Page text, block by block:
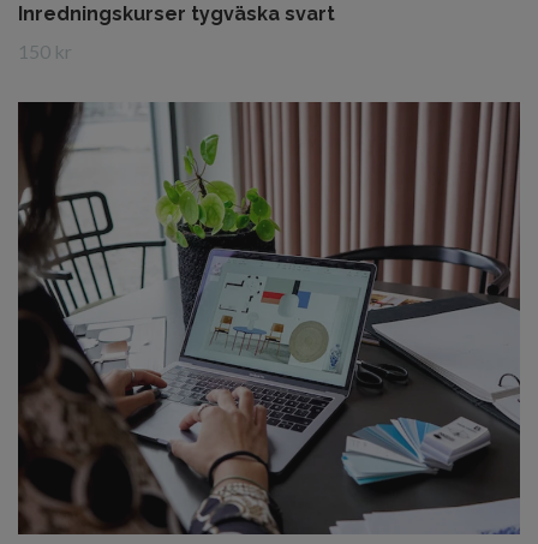
Inredningskurser tygväska svart
150 kr